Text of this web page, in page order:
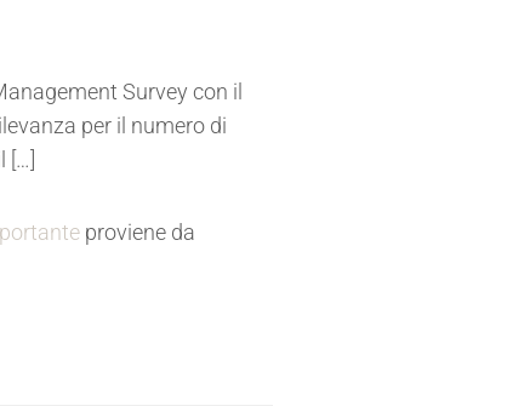
Survey con il
per il numero di
proviene da